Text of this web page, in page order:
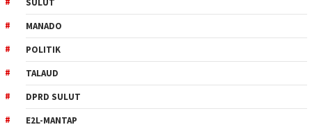
MANADO
POLITIK
TALAUD
DPRD SULUT
E2L-MANTAP